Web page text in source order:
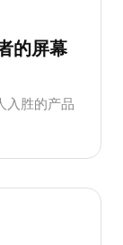
的屏幕
入胜的产品